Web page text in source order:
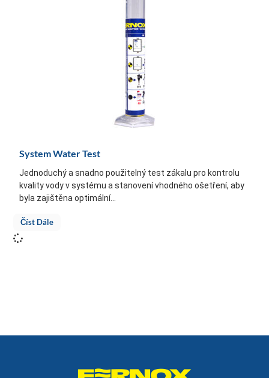
System Water Test
Jednoduchý a snadno použitelný test zákalu pro kontrolu
kvality vody v systému a stanovení vhodného ošetření, aby
byla zajištěna optimální...
Číst Dále